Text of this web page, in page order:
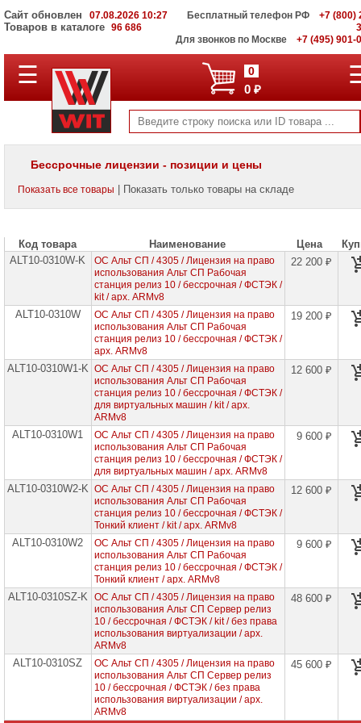
Сайт обновлен 07.08.2026 10:27
Товаров в каталоге 96 686
Бесплатный телефон РФ
+7 (800)
Для звонков по Москве
+7 (495) 901-
ПОЛНЫЙ
КАТАЛОГ
Корпоративные
серверы
WIT
Системы
данных
Мониторы
для
проекторов
Пассивное
☰ 0
0 ₽
Бессрочные лицензии - позиции и цены
Показать все товары | Показать только товары на складе
Код товара Наименование Цена
ALT10-0310W-K
ОС Альт СП / 4305 / Лицензия на право
использования Альт СП Рабочая
станция релиз 10 / бессрочная / ФСТЭК /
kit / арх. ARMv8
22 200 ₽
ALT10-0310W
ОС Альт СП / 4305 / Лицензия на право
использования Альт СП Рабочая
станция релиз 10 / бессрочная / ФСТЭК /
арх. ARMv8
19 200 ₽
ALT10-0310W1-K ОС Альт СП / 4305 / Лицензия на право
использования Альт СП Рабочая
станция релиз 10 / бессрочная / ФСТЭК /
для виртуальных машин / kit / арх.
ARMv8
12 600 ₽
ALT10-0310W1
ОС Альт СП / 4305 / Лицензия на право
использования Альт СП Рабочая
станция релиз 10 / бессрочная / ФСТЭК /
для виртуальных машин / арх. ARMv8
9 600 ₽
ALT10-0310W2-K ОС Альт СП / 4305 / Лицензия на право
использования Альт СП Рабочая
станция релиз 10 / бессрочная / ФСТЭК /
Тонкий клиент / kit / арх. ARMv8
12 600 ₽
ALT10-0310W2
ОС Альт СП / 4305 / Лицензия на право
использования Альт СП Рабочая
станция релиз 10 / бессрочная / ФСТЭК /
Тонкий клиент / арх. ARMv8
9 600 ₽
ALT10-0310SZ-K ОС Альт СП / 4305 / Лицензия на право
использования Альт СП Сервер релиз
10 / бессрочная / ФСТЭК / kit / без права
использования виртуализации / арх.
ARMv8
48 600 ₽
ALT10-0310SZ
ОС Альт СП / 4305 / Лицензия на право
использования Альт СП Сервер релиз
10 / бессрочная / ФСТЭК / без права
использования виртуализации / арх.
ARMv8
45 600 ₽